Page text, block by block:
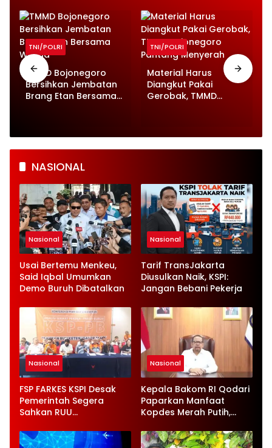
TNI/POLRI
TMMD Bojonegoro
Bersihkan Jembatan
Brang Etan Bersama
TNI/POLRI
Material Harus
Diangkut Pakai
Gerobak, TMMD
NASIONAL
Nasional
Usai Bertemu Menkeu,
Said Iqbal Umumkan
Demo Buruh Dibatalkan
Nasional
Tarif TransJakarta
Diusulkan Naik, KSPI:
Jangan Bebani Pekerja
Nasional
FSP FARKES KSPI Desak
Pemerintah Segera
Sahkan RUU
Nasional
Kepala Bakom RI Qodari
Paparkan Manfaat
Kopdes Merah Putih,
Kerja